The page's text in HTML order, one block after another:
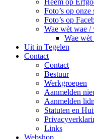
Heem op
Foto’s op onze
Foto’s op
Wae wèt wae /
Wae wèt
Uit in Tegelen
Contact
Contact
Bestuur
Werkgroepen
Aanmelden
Aanmelden
Statuten en
Links
Webshop